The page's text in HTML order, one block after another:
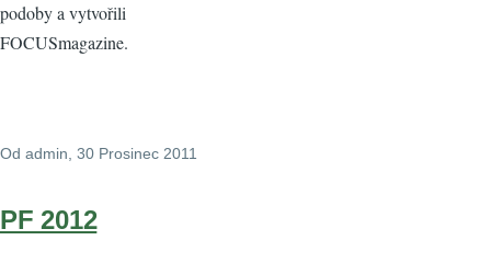
podoby a vytvořili
FOCUSmagazine.
Od admin , 30 Prosinec 2011
PF 2012